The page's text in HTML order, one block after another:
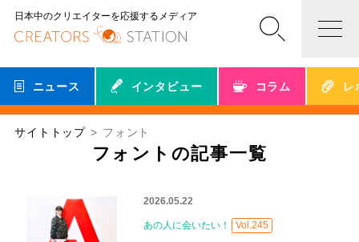
日本中のクリエイターを応援するメディア
ニュース インタビュー コラム レ
サイトトップ フォント
フォントの記事一覧
2026.05.22
あの人に会いたい！ Vol.245